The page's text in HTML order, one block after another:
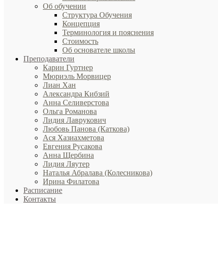
Об обучении
Структура Обучения
Концепция
Терминология и пояснения
Стоимость
Об основателе школы
Преподаватели
Карин Гуртнер
Мюриэль Морвицер
Лиан Хан
Александра Кибзий
Анна Селиверстова
Ольга Романова
Лидия Лаврукович
Любовь Панова (Каткова)
Ася Хазиахметова
Евгения Русакова
Анна Щербина
Лидия Ляутер
Наталья Абралава (Колесникова)
Ирина Филатова
Расписание
Контакты